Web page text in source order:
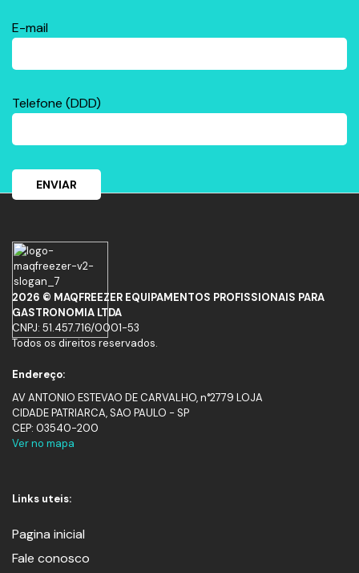
E-mail
Telefone (DDD)
2026 © MAQFREEZER EQUIPAMENTOS PROFISSIONAIS PARA
GASTRONOMIA LTDA
CNPJ: 51.457.716/0001-53
Todos os direitos reservados.
Endereço:
AV ANTONIO ESTEVAO DE CARVALHO, n°2779 LOJA
CIDADE PATRIARCA, SAO PAULO - SP
CEP: 03540-200
Ver no mapa
Links uteis:
Pagina inicial
Fale conosco